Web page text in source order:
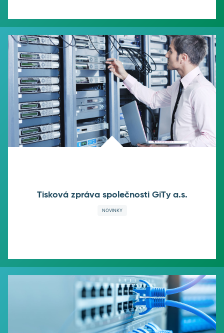
Tisková zpráva společnosti GiTy a.s.
NOVINKY